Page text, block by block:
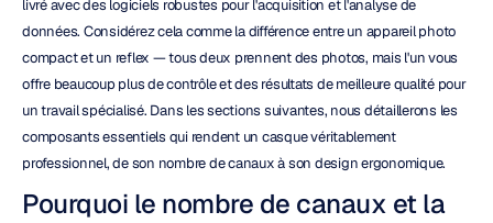
livré avec des logiciels robustes pour l'acquisition et l'analyse de
données. Considérez cela comme la différence entre un appareil photo
compact et un reflex — tous deux prennent des photos, mais l'un vous
offre beaucoup plus de contrôle et des résultats de meilleure qualité pour
un travail spécialisé. Dans les sections suivantes, nous détaillerons les
composants essentiels qui rendent un casque véritablement
professionnel, de son nombre de canaux à son design ergonomique.
Pourquoi le nombre de canaux et la